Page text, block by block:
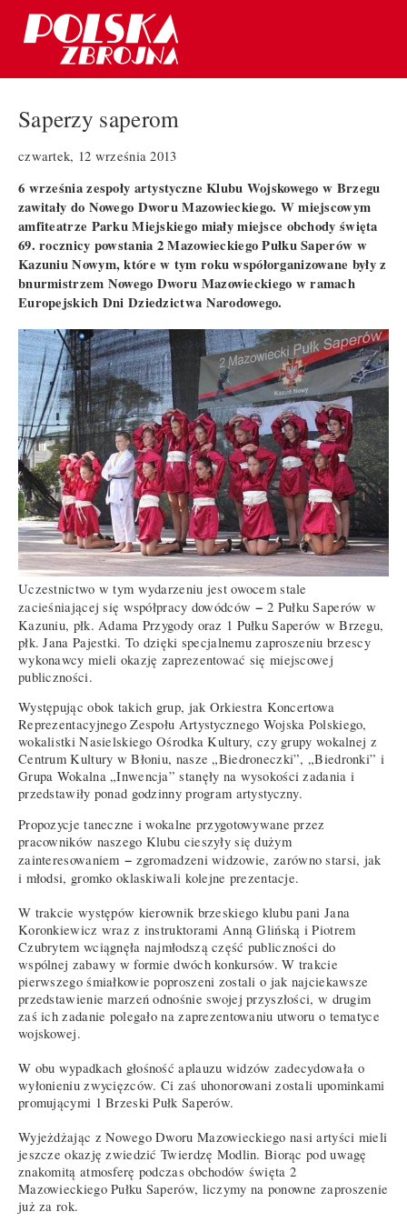
Saperzy saperom
czwartek, 12 września 2013
6 września zespoły artystyczne Klubu Wojskowego w Brzegu
zawitały do Nowego Dworu Mazowieckiego. W miejscowym
amfiteatrze Parku Miejskiego miały miejsce obchody święta
69. rocznicy powstania 2 Mazowieckiego Pułku Saperów w
Kazuniu Nowym, które w tym roku współorganizowane były z
bnurmistrzem Nowego Dworu Mazowieckiego w ramach
Europejskich Dni Dziedzictwa Narodowego.
Uczestnictwo w tym wydarzeniu jest owocem stale
zacieśniającej się współpracy dowódców−2 Pułku Saperów w
Kazuniu, płk. Adama Przygody oraz 1 Pułku Saperów w Brzegu,
płk. Jana Pajestki. To dzięki specjalnemu zaproszeniu brzescy
wykonawcy mieli okazję zaprezentować się miejscowej
publiczności.
Występując obok takich grup, jak Orkiestra Koncertowa
Reprezentacyjnego Zespołu Artystycznego Wojska Polskiego,
wokalistki Nasielskiego Ośrodka Kultury, czy grupy wokalnej z
Centrum Kultury w Błoniu, nasze „Biedroneczki”, „Biedronki” i
Grupa Wokalna „Inwencja” stanęły na wysokości zadania i
przedstawiły ponad godzinny program artystyczny.
Propozycje taneczne i wokalne przygotowywane przez
pracowników naszego Klubu cieszyły się dużym
zainteresowaniem − zgromadzeni widzowie, zarówno starsi, jak
i młodsi, gromko oklaskiwali kolejne prezentacje.
W trakcie występów kierownik brzeskiego klubu pani Jana
Koronkiewicz wraz z instruktorami Anną Glińską i Piotrem
Czubrytem wciągnęła najmłodszą część publiczności do
wspólnej zabawy w formie dwóch konkursów. W trakcie
pierwszego śmiałkowie poproszeni zostali o jak najciekawsze
przedstawienie marzeń odnośnie swojej przyszłości, w drugim
zaś ich zadanie polegało na zaprezentowaniu utworu o tematyce
wojskowej.
W obu wypadkach głośność aplauzu widzów zadecydowała o
wyłonieniu zwycięzców. Ci zaś uhonorowani zostali upominkami
promującymi 1 Brzeski Pułk Saperów.
Wyjeżdżając z Nowego Dworu Mazowieckiego nasi artyści mieli
jeszcze okazję zwiedzić Twierdzę Modlin. Biorąc pod uwagę
znakomitą atmosferę podczas obchodów święta 2
Mazowieckiego Pułku Saperów, liczymy na ponowne zaproszenie
już za rok.